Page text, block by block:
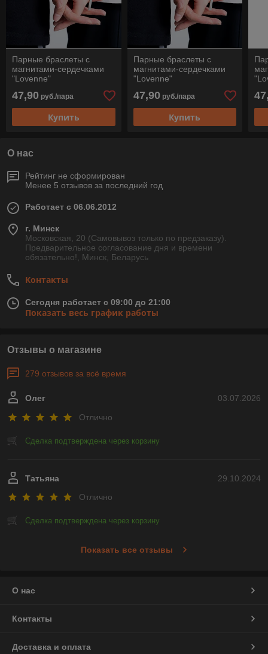
Парные браслеты с
магнитами-сердечками
"Lovenne"
47,90 руб./пара
Купить
Парные браслеты с
магнитами-сердечками
"Lovenne"
47,90 руб./пара
Купить
О нас
Рейтинг не сформирован
Менее 5 отзывов за последний год
Работает с 06.06.2012
г. Минск
Московская, 20 (Самовывоз только по предзаказу).
Предварительное согласование дня и времени
обязательно!, Минск, Беларусь
Контакты
Сегодня работает с 09:00 до 21:00
Показать весь график работы
Отзывы о магазине
279 отзывов за всё время
03.07.2026
Олег
Отлично
Сделка подтверждена через корзину
29.10.2024
Татьяна
Отлично
Сделка подтверждена через корзину
Показать все отзывы
О нас
Контакты
Доставка и оплата